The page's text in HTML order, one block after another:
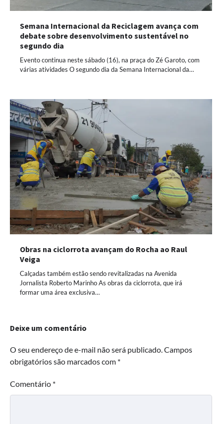
Semana Internacional da Reciclagem avança com
debate sobre desenvolvimento sustentável no
segundo dia
Evento continua neste sábado (16), na praça do Zé Garoto, com
várias atividades O segundo dia da Semana Internacional da…
Obras na ciclorrota avançam do Rocha ao Raul
Veiga
Calçadas também estão sendo revitalizadas na Avenida
Jornalista Roberto Marinho As obras da ciclorrota, que irá
formar uma área exclusiva…
Deixe um comentário
O seu endereço de e-mail não será publicado.Campos
obrigatórios são marcados com *
Comentário *